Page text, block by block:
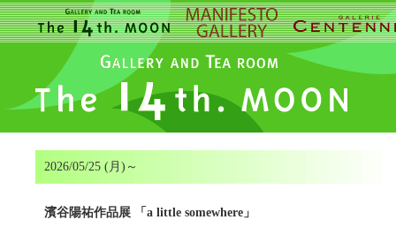
2026/05/25 (月)～
濱谷陽祐作品展 「a little somewhere」